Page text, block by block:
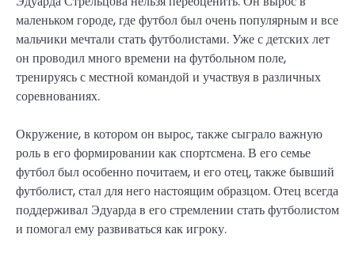
маленьком городе, где футбол был очень популярным и все
мальчики мечтали стать футболистами. Уже с детских лет
он проводил много времени на футбольном поле,
тренируясь с местной командой и участвуя в различных
соревнованиях.
Окружение, в котором он вырос, также сыграло важную
роль в его формировании как спортсмена. В его семье
футбол был особенно почитаем, и его отец, также бывший
футболист, стал для него настоящим образцом. Отец всегда
поддерживал Эдуарда в его стремлении стать футболистом
и помогал ему развиваться как игроку.